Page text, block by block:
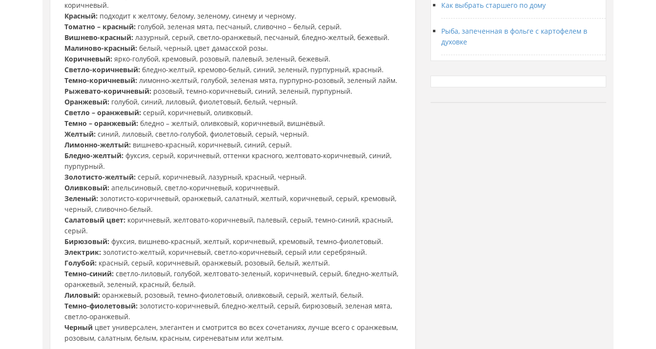
коричневый.
Красный: подходит к желтому, белому, зеленому, синему и черному.
Томатно – красный: голубой, зеленая мята, песчаный, сливочно – белый, серый.
Вишнево-красный: лазурный, серый, светло-оранжевый, песчаный, бледно-желтый, бежевый.
Малиново-красный: белый, черный, цвет дамасской розы.
Коричневый: ярко-голубой, кремовый, розовый, палевый, зеленый, бежевый.
Светло-коричневый: бледно-желтый, кремово-белый, синий, зеленый, пурпурный, красный.
Темно-коричневый: лимонно-желтый, голубой, зеленая мята, пурпурно-розовый, зеленый лайм.
Рыжевато-коричневый: розовый, темно-коричневый, синий, зеленый, пурпурный.
Оранжевый: голубой, синий, лиловый, фиолетовый, белый, черный.
Светло – оранжевый: серый, коричневый, оливковый.
Темно – оранжевый: бледно – желтый, оливковый, коричневый, вишнёвый.
Желтый: синий, лиловый, светло-голубой, фиолетовый, серый, черный.
Лимонно-желтый: вишнево-красный, коричневый, синий, серый.
Бледно-желтый: фуксия, серый, коричневый, оттенки красного, желтовато-коричневый, синий,
пурпурный.
Золотисто-желтый: серый, коричневый, лазурный, красный, черный.
Оливковый: апельсиновый, светло-коричневый, коричневый.
Зеленый: золотисто-коричневый, оранжевый, салатный, желтый, коричневый, серый, кремовый,
черный, сливочно-белый.
Салатовый цвет: коричневый, желтовато-коричневый, палевый, серый, темно-синий, красный,
серый.
Бирюзовый: фуксия, вишнево-красный, желтый, коричневый, кремовый, темно-фиолетовый.
Электрик: золотисто-желтый, коричневый, светло-коричневый, серый или серебряный.
Голубой: красный, серый, коричневый, оранжевый, розовый, белый, желтый.
Темно-синий: светло-лиловый, голубой, желтовато-зеленый, коричневый, серый, бледно-желтый,
оранжевый, зеленый, красный, белый.
Лиловый: оранжевый, розовый, темно-фиолетовый, оливковый, серый, желтый, белый.
Темно-фиолетовый: золотисто-коричневый, бледно-желтый, серый, бирюзовый, зеленая мята,
светло-оранжевый.
Черный цвет универсален, элегантен и смотрится во всех сочетаниях, лучше всего с оранжевым,
розовым, салатным, белым, красным, сиреневатым или желтым.
Как выбрать старшего по дому
Рыба, запеченная в фольге с картофелем в
духовке